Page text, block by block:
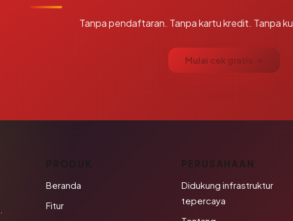
Tanpa pendaftaran. Tanpa kartu kredit. Tanpa
Mulai cek gratis →
PRODUK
Beranda
Fitur
PERUSAHAAN
Didukung infrastruktur
tepercaya